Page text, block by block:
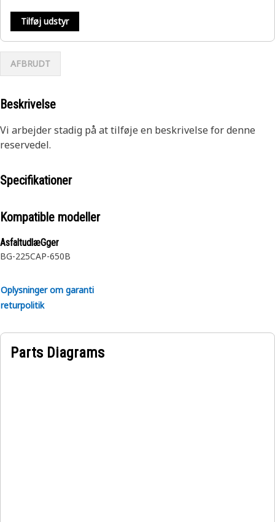
Tilføj udstyr
AFBRUDT
Beskrivelse
Vi arbejder stadig på at tilføje en beskrivelse for denne
reservedel.
Specifikationer
Kompatible modeller
AsfaltudlæGger
BG-225CAP-650B
Oplysninger om garanti
returpolitik
Parts Diagrams